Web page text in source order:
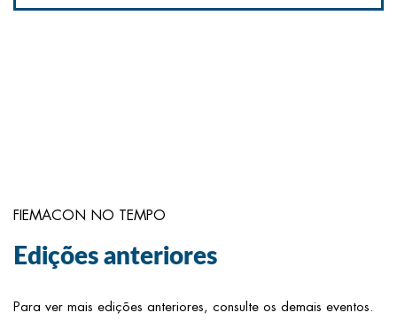
FIEMACON NO TEMPO
Edições anteriores
Para ver mais edições anteriores, consulte os demais eventos.